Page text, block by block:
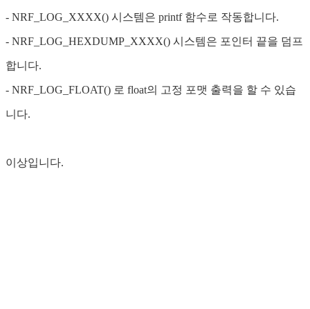
- NRF_LOG_XXXX() 시스템은 printf 함수로 작동합니다.
- NRF_LOG_HEXDUMP_XXXX() 시스템은 포인터 끝을 덤프
합니다.
- NRF_LOG_FLOAT() 로 float의 고정 포맷 출력을 할 수 있습
니다.
이상입니다.